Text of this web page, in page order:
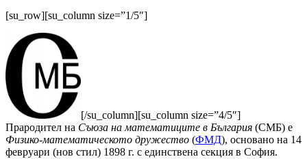
[su_row][su_column size=”1/5″]
[/su_column][su_column size=”4/5″]
Прародител на Съюза на математиците в България (СМБ) е
Физико-математическото дружество (ФМД), основано на 14
февруари (нов стил) 1898 г. с единствена секция в София.